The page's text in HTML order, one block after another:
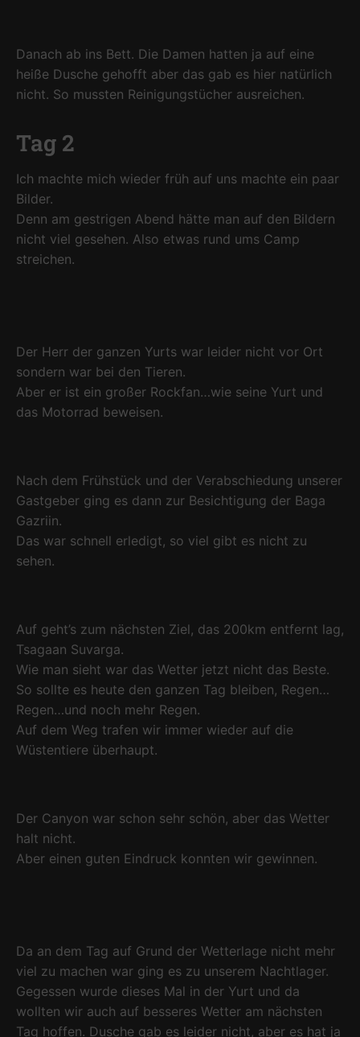
Danach ab ins Bett. Die Damen hatten ja auf eine
heiße Dusche gehofft aber das gab es hier natürlich
nicht. So mussten Reinigungstücher ausreichen.
Tag 2
Ich machte mich wieder früh auf uns machte ein paar
Bilder.
Denn am gestrigen Abend hätte man auf den Bildern
nicht viel gesehen. Also etwas rund ums Camp
streichen.
Der Herr der ganzen Yurts war leider nicht vor Ort
sondern war bei den Tieren.
Aber er ist ein großer Rockfan…wie seine Yurt und
das Motorrad beweisen.
Nach dem Frühstück und der Verabschiedung unserer
Gastgeber ging es dann zur Besichtigung der Baga
Gazriin.
Das war schnell erledigt, so viel gibt es nicht zu
sehen.
Auf geht’s zum nächsten Ziel, das 200km entfernt lag,
Tsagaan Suvarga.
Wie man sieht war das Wetter jetzt nicht das Beste.
So sollte es heute den ganzen Tag bleiben, Regen…
Regen…und noch mehr Regen.
Auf dem Weg trafen wir immer wieder auf die
Wüstentiere überhaupt.
Der Canyon war schon sehr schön, aber das Wetter
halt nicht.
Aber einen guten Eindruck konnten wir gewinnen.
Da an dem Tag auf Grund der Wetterlage nicht mehr
viel zu machen war ging es zu unserem Nachtlager.
Gegessen wurde dieses Mal in der Yurt und da
wollten wir auch auf besseres Wetter am nächsten
Tag hoffen. Dusche gab es leider nicht, aber es hat ja